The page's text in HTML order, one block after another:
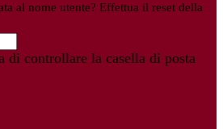
al nome utente? Effettua il reset della
di controllare la casella di posta